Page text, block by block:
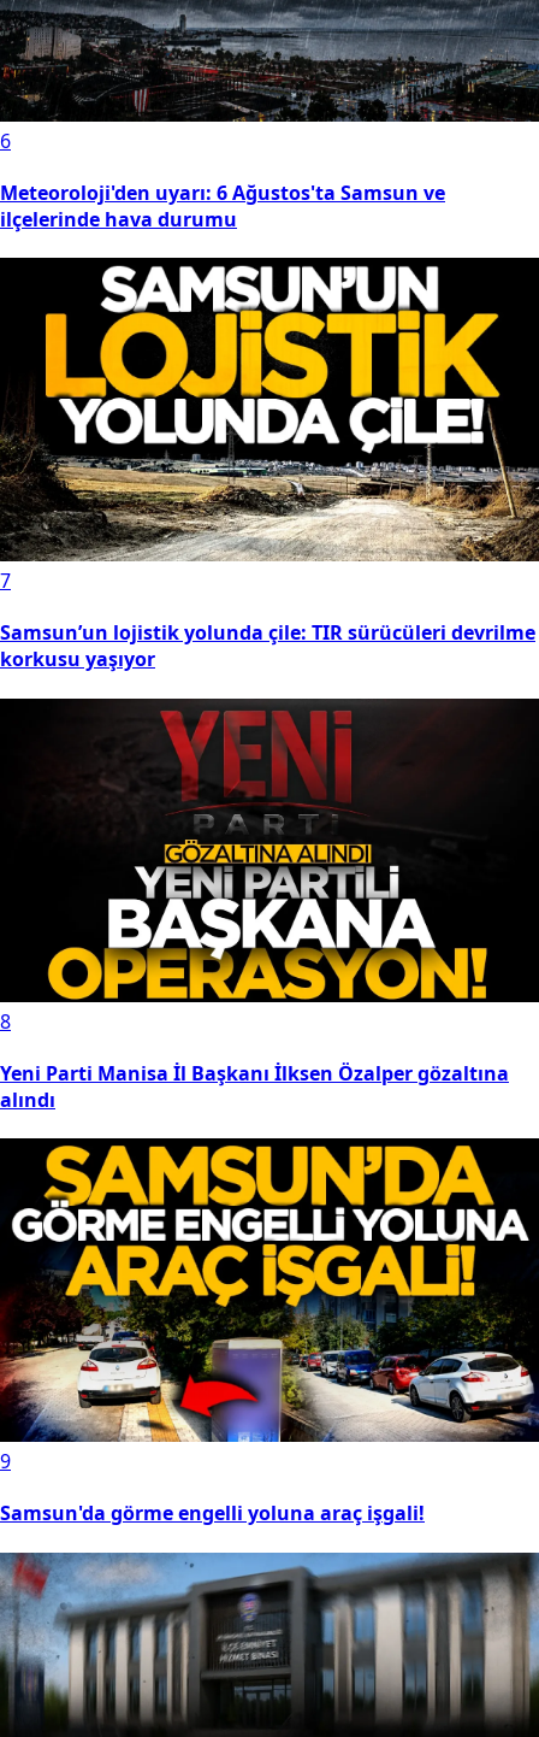
6
Meteoroloji'den uyarı: 6 Ağustos'ta Samsun ve
ilçelerinde hava durumu
7
Samsun’un lojistik yolunda çile: TIR sürücüleri devrilme
korkusu yaşıyor
8
Yeni Parti Manisa İl Başkanı İlksen Özalper gözaltına
alındı
9
Samsun'da görme engelli yoluna araç işgali!